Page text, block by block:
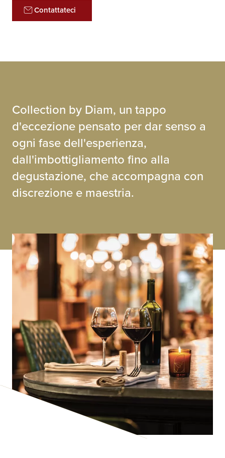
Contattateci
Collection by Diam, un tappo
d'eccezione pensato per dar senso a
ogni fase dell'esperienza,
dall'imbottigliamento fino alla
degustazione, che accompagna con
discrezione e maestria.